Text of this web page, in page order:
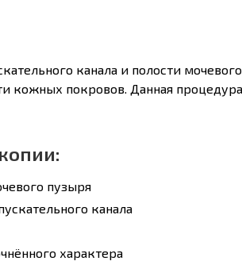
канала и полости
кожных покровов. Данная
пузыря
канала
характера